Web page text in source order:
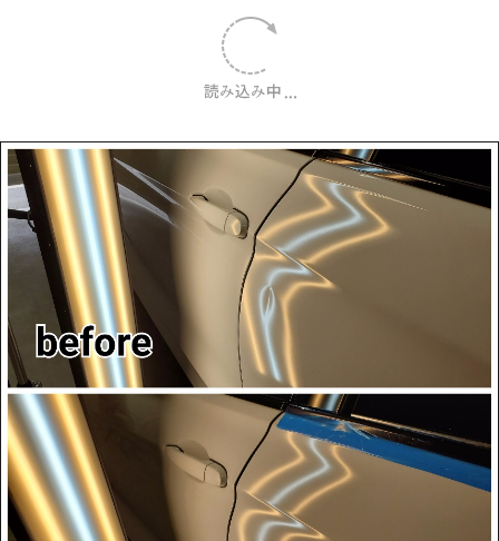
タンク単体でのお持ち込みも可能です。